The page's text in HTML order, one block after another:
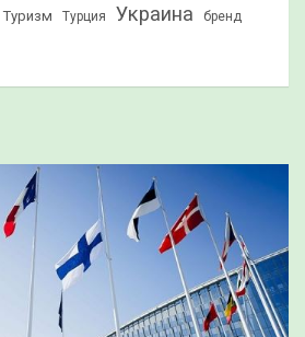
Туризм Турция Украина бренд